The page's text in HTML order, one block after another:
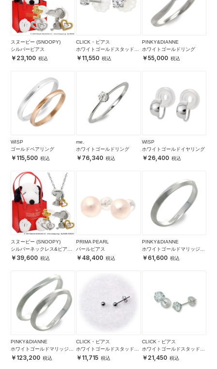
スヌーピー (SNOOPY)
シルバーピアス
23,100
CLICK・ピアス
ホワイトゴールドスタッドピ
アス11,550
PINKY&DIANNE
ホワイトゴールドリング
55,000
WISP
ゴールドペアリング
115,500
me.
ホワイトゴールドリング
76,340
WISP
ホワイトゴールドイヤリング
26,400
スヌーピー (SNOOPY)
シルバーネックレス&ピアス
セット
39,600
PRIMA PEARL
パールピアス
48,400
PINKY&DIANNE
ホワイトゴールドマリッジリ
ング61,600
PINKY&DIANNE
ホワイトゴールドマリッジリ
ング123,200
CLICK・ピアス
ホワイトゴールドスタッドピ
アス11,715
CLICK・ピアス
ホワイトゴールドスタッドピ
アス21,450